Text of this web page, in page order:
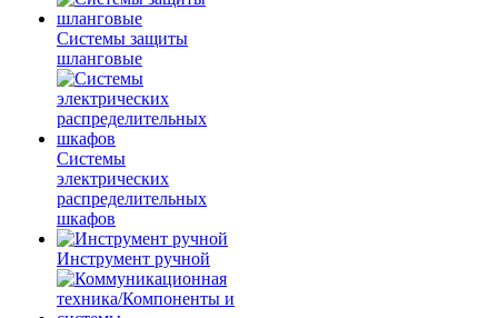
Системы защиты
шланговые
Системы
электрических
распределительных
шкафов
Инструмент ручной